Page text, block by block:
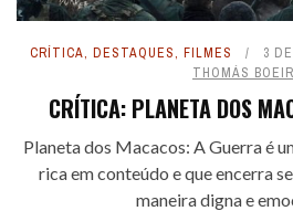
CRÍTICA, DESTAQUES, FILMES 3
THOMÁS
CRÍTICA: PLANETA DOS
Planeta dos Macacos: A Guerra é
rica em conteúdo e que encerra
maneira digna e